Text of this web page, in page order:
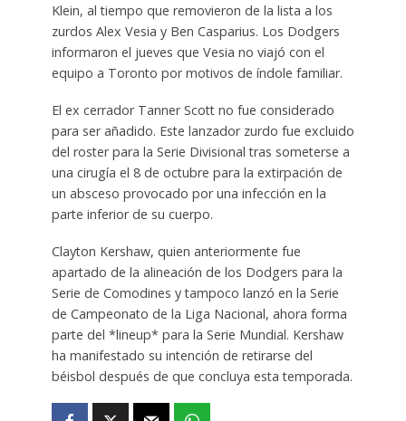
Klein, al tiempo que removieron de la lista a los
zurdos Alex Vesia y Ben Casparius. Los Dodgers
informaron el jueves que Vesia no viajó con el
equipo a Toronto por motivos de índole familiar.
El ex cerrador Tanner Scott no fue considerado
para ser añadido. Este lanzador zurdo fue excluido
del roster para la Serie Divisional tras someterse a
una cirugía el 8 de octubre para la extirpación de
un absceso provocado por una infección en la
parte inferior de su cuerpo.
Clayton Kershaw, quien anteriormente fue
apartado de la alineación de los Dodgers para la
Serie de Comodines y tampoco lanzó en la Serie
de Campeonato de la Liga Nacional, ahora forma
parte del *lineup* para la Serie Mundial. Kershaw
ha manifestado su intención de retirarse del
béisbol después de que concluya esta temporada.